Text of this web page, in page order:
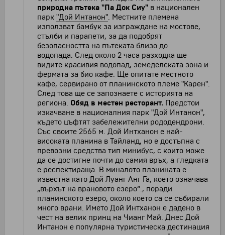
природна пътека "Па Док Сиу" в национален
парк "Дой Интанон". Местните племена
използват бамбук за изграждане на мостове,
стълби и парапети, за да подобрят
безопасността на пътеката близо до
водопада. След около 2 часа разходка ще
видите красивия водопад, земеделската зона и
фермата за био кафе. Ще опитате местното
кафе, сервирано от планинското племе "Карен".
След това ще се запознаете с историята на
региона. Обяд в местен ресторант. Предстои
изкачване в националния парк "Дой Интанон",
където цъфтят забележителни рододендрони.
Със своите 2565 м. Дой Интханон е най-
високата планина в Тайланд, но е достъпна с
превозни средства тип минибус, с които може
да се достигне почти до самия връх, а гледката
е респектираща. В миналото планината е
известна като Дой Луанг Анг Га, което означава
„върхът на врановото езеро“., поради
планинското езеро, около което са се събирали
много врани. Името Дой Интханон е дадено в
чест на велик принц на Чианг Май. Днес Дой
Интанон е популярна туристическа дестинация